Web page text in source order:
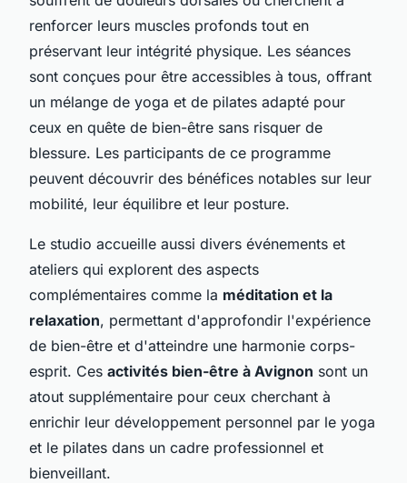
renforcer leurs muscles profonds tout en
préservant leur intégrité physique. Les séances
sont conçues pour être accessibles à tous, offrant
un mélange de yoga et de pilates adapté pour
ceux en quête de bien-être sans risquer de
blessure. Les participants de ce programme
peuvent découvrir des bénéfices notables sur leur
mobilité, leur équilibre et leur posture.
Le studio accueille aussi divers événements et
ateliers qui explorent des aspects
complémentaires comme la méditation et la
relaxation, permettant d'approfondir l'expérience
de bien-être et d'atteindre une harmonie corps-
esprit. Ces activités bien-être à Avignon sont un
atout supplémentaire pour ceux cherchant à
enrichir leur développement personnel par le yoga
et le pilates dans un cadre professionnel et
bienveillant.